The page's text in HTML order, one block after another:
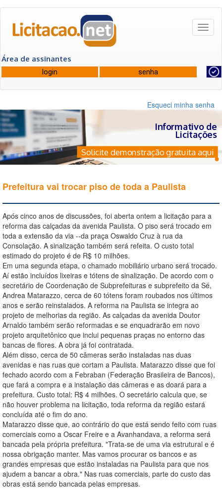
Área de assinantes
Esqueci minha senha
Informativo de
Licitações
Solicite demonstração gratuita aqui
Prefeitura vai trocar piso de toda a Paulista
Após cinco anos de discussões, foi aberta ontem a licitação para a
reforma das calçadas da avenida Paulista. O piso será trocado em
toda a extensão da via --da praça Oswaldo Cruz à rua da
Consolação. A sinalização também será refeita. O custo total
estimado do projeto é de R$ 10 milhões.
Em uma segunda etapa, o chamado mobiliário urbano será trocado.
Aí estão incluídos lixeiras e tótens de sinalização. De acordo com o
secretário de Coordenação de Subprefeituras e subprefeito da Sé,
Andrea Matarazzo, cerca de 60 tótens foram roubados nos últimos
anos e serão reinstalados. A reforma na Paulista se integra ao
projeto de melhorias da região. As calçadas da avenida Doutor
Arnaldo também serão reformadas e se enquadrarão em novo
projeto arquitetônico que inclui pequenas praças no entorno das
bancas de flores. A obra já foi contratada.
Além disso, cerca de 50 câmeras serão instaladas nas duas
avenidas e nas ruas que cortam a Paulista. Matarazzo disse que foi
fechado acordo com a Febraban (Federação Brasileira de Bancos),
que fará a compra e a instalação das câmeras e as doará para a
prefeitura. Custo total: R$ 4 milhões. O secretário calcula que, se
não houver problema na licitação, toda reforma da região estará
concluída até o fim do ano.
Matarazzo disse que, ao contrário do que está sendo feito com ruas
comerciais como a Oscar Freire e a Avanhandava, a reforma será
bancada pela própria prefeitura. "Trata-se de uma via estrutural e é
nossa obrigação manter. Mas vamos procurar os bancos e as
grandes empresas que estão instaladas na Paulista para que nos
ajudem a bancar a obra." Nas ruas comerciais, parte do custo das
obras está sendo bancada pelas empresas.